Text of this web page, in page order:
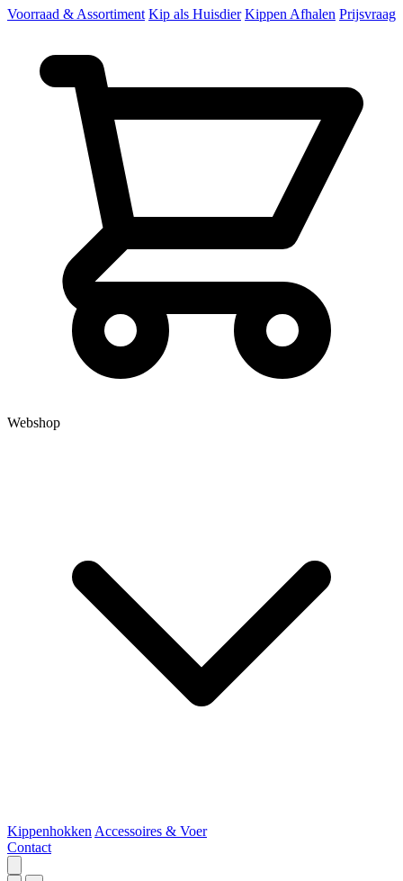
Voorraad & Assortiment Kip als Huisdier Kippen Afhalen Prijsvraag
Webshop
Kippenhokken Accessoires & Voer
Contact